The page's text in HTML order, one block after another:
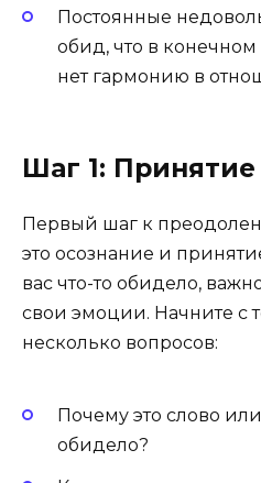
Постоянные
обид, что в конечном
нет гармонию в
Шаг 1: Принятие
Первый шаг к
это осознание и
вас что-то обидело,
свои эмоции. Начните с
несколько вопросов:
Почему это слово
обидело?